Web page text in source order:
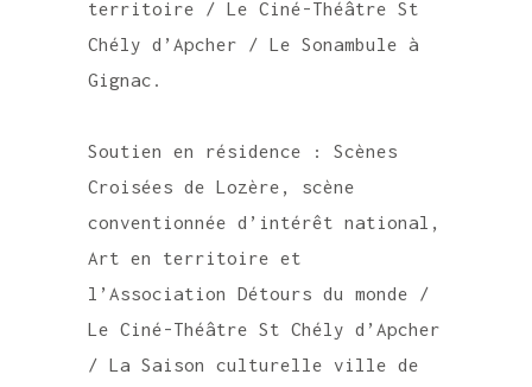
territoire / Le Ciné-Théâtre St
Chély d’Apcher / Le Sonambule à
Gignac.
Soutien en résidence : Scènes
Croisées de Lozère, scène
conventionnée d’intérêt national,
Art en territoire et
l’Association Détours du monde /
Le Ciné-Théâtre St Chély d’Apcher
/ La Saison culturelle ville de